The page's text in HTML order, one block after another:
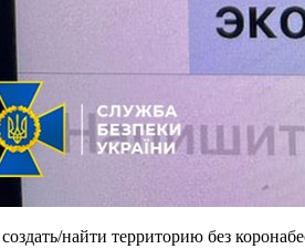
создать/найти территорию без